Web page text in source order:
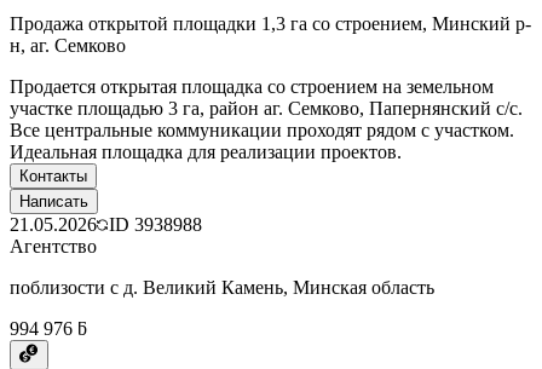
Продажа открытой площадки 1,3 га со строением, Минский р-
н, аг. Семково
Продается открытая площадка со строением на земельном
участке площадью 3 га, район аг. Семково, Папернянский с/с.
Все центральные коммуникации проходят рядом с участком.
Идеальная площадка для реализации проектов.
Контакты
Написать
21.05.2026 ID 3938988
Агентство
поблизости с д. Великий Камень, Минская область
994 976 ƃ